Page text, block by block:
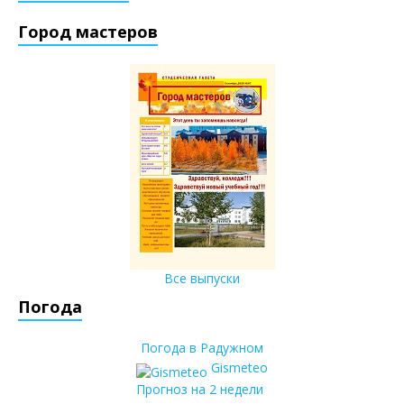
Город мастеров
Все выпуски
Погода
Погода в Радужном
Gismeteo
Прогноз на 2 недели